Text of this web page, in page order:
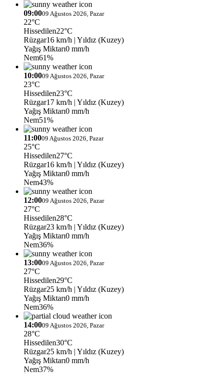
09:0009 Ağustos 2026, Pazar
22°C
Hissedilen22°C
Rüzgar16 km/h | Yıldız (Kuzey)
Yağış Miktarı0 mm/h
Nem61%
10:0009 Ağustos 2026, Pazar
23°C
Hissedilen23°C
Rüzgar17 km/h | Yıldız (Kuzey)
Yağış Miktarı0 mm/h
Nem51%
11:0009 Ağustos 2026, Pazar
25°C
Hissedilen27°C
Rüzgar16 km/h | Yıldız (Kuzey)
Yağış Miktarı0 mm/h
Nem43%
12:0009 Ağustos 2026, Pazar
27°C
Hissedilen28°C
Rüzgar23 km/h | Yıldız (Kuzey)
Yağış Miktarı0 mm/h
Nem36%
13:0009 Ağustos 2026, Pazar
27°C
Hissedilen29°C
Rüzgar25 km/h | Yıldız (Kuzey)
Yağış Miktarı0 mm/h
Nem36%
14:0009 Ağustos 2026, Pazar
28°C
Hissedilen30°C
Rüzgar25 km/h | Yıldız (Kuzey)
Yağış Miktarı0 mm/h
Nem37%